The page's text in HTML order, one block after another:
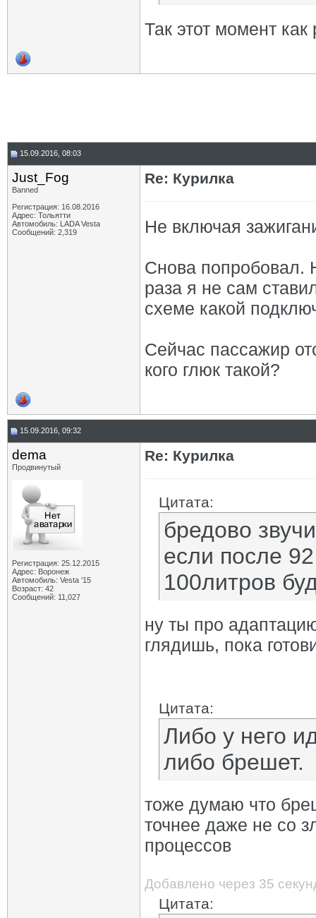
Так этот момент
15.09.2016, 08:03
Just_Fog
Banned
Регистрация: 16.08.2016
Адрес: Тольятти
Автомобиль: LADA Vesta
Сообщений: 2,319
Re: Курилка
Не включая
Снова попробовал.
раза я не сам
схеме какой
Сейчас пассажир
кого глюк такой?
15.09.2016, 09:32
dema
Продвинутый
Регистрация: 25.12.2015
Адрес: Воронеж
Автомобиль: Vesta '15
Возраст: 42
Сообщений: 11,027
Re: Курилка
Цитата:
бредово
если после
100литров
ну ты про
глядишь, пока
Цитата:
Либо у него
либо брешет.
тоже думаю что
точнее даже не со
процессов
Добавлено через 35
Цитата: